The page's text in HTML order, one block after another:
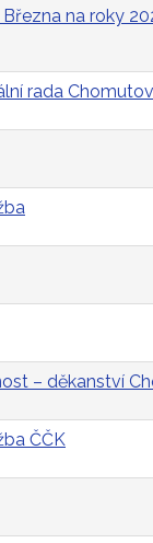
na roky
rada
– děkanství
ČČK